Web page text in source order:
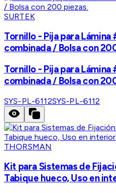
SURTEK
Tornillo - Pija para Lámina
combinada / Bolsa con
Tornillo - Pija para Lámina
combinada / Bolsa con
SYS-PL-6112SYS-PL-6112
THORSMAN
Kit para Sistemas de
Tabique hueco, Uso en